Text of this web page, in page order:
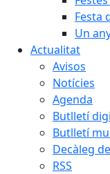
Festa
Un
Actualitat
Avisos
Notícies
Agenda
Butlletí
Butlletí
Decàleg
RSS